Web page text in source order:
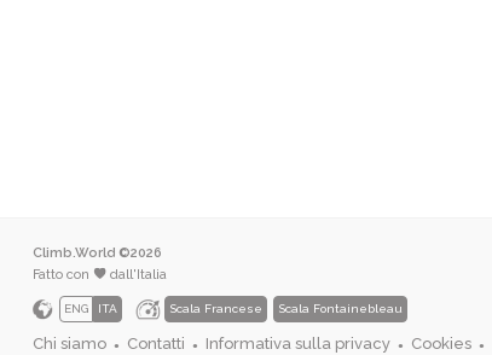
Climb.World ©2026
Fatto con
dall'Italia
ENG ITA Scala Francese Scala Fontainebleau
Chi siamo ● Contatti ● Informativa sulla privacy ● Cookies ●